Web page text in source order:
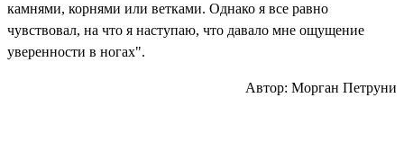
камнями, корнями или ветками. Однако я все равно
чувствовал, на что я наступаю, что давало мне ощущение
уверенности в ногах".
Автор: Морган Петруни